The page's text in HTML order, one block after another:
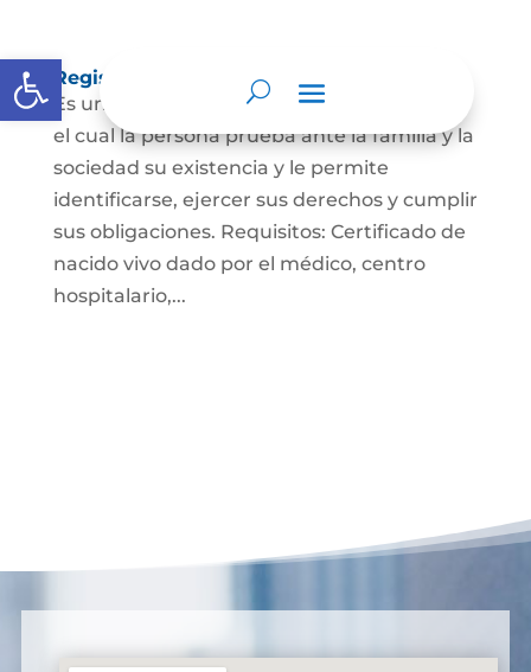
Abrir barra de herramientas
Registro Civil de Nacimiento
Es un documento indispensable mediante
el cual la persona prueba ante la familia y la
sociedad su existencia y le permite
identificarse, ejercer sus derechos y cumplir
sus obligaciones. Requisitos: Certificado de
nacido vivo dado por el médico, centro
hospitalario,...